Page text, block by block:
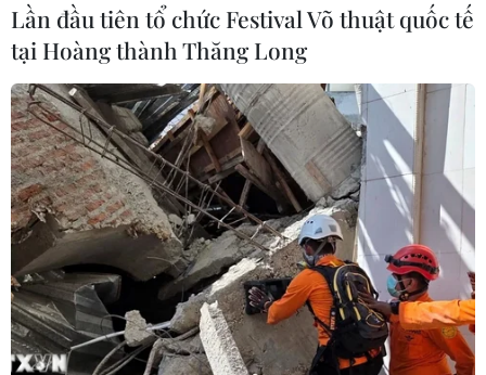
Lần đầu tiên tổ chức Festival Võ thuật quốc tế
tại Hoàng thành Thăng Long